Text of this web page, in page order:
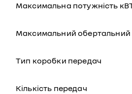
Максимальна потужність
Максимальний
Тип коробки передач
Кількість передач